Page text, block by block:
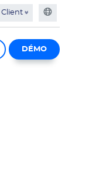
DÉMO